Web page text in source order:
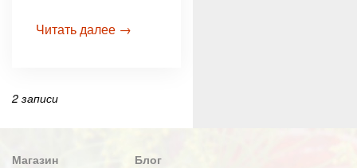
Читать далее →
2 записи
Магазин Блог